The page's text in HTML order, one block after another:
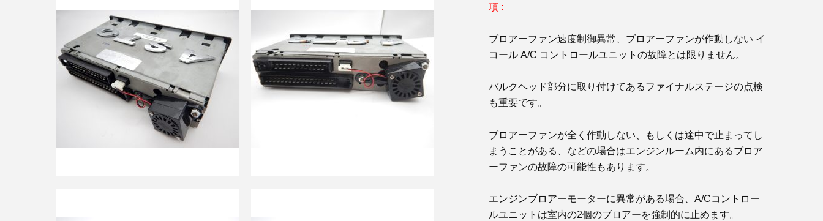
項 :
ブロアーファン速度制御異常、ブロアーファンが作動しない イ
コール A/C コントロールユニットの故障とは限りません。
バルクヘッド部分に取り付けてあるファイナルステージの点検
も重要です。
ブロアーファンが全く作動しない、もしくは途中で止まってし
まうことがある、などの場合はエンジンルーム内にあるブロア
ーファンの故障の可能性もあります。
エンジンブロアーモーターに異常がある場合、A/Cコントロー
ルユニットは室内の2個のブロアーを強制的に止めます。